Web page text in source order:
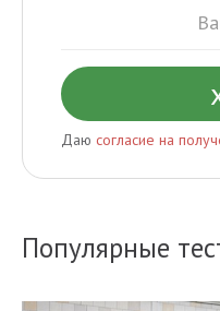
Даю согласие на
Популярные